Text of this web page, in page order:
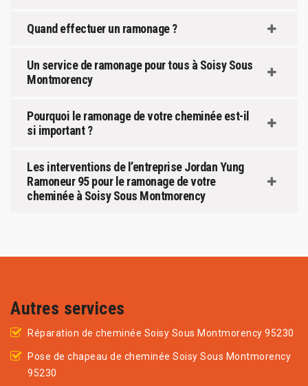
Quand effectuer un ramonage ?
Un service de ramonage pour tous à Soisy Sous
Montmorency
Pourquoi le ramonage de votre cheminée est-il
si important ?
Les interventions de l’entreprise Jordan Yung
Ramoneur 95 pour le ramonage de votre
cheminée à Soisy Sous Montmorency
Autres services
Réparation de cheminée Soisy Sous Montmorency 95230
Pose de chapeau de cheminée Soisy Sous Montmorency
95230